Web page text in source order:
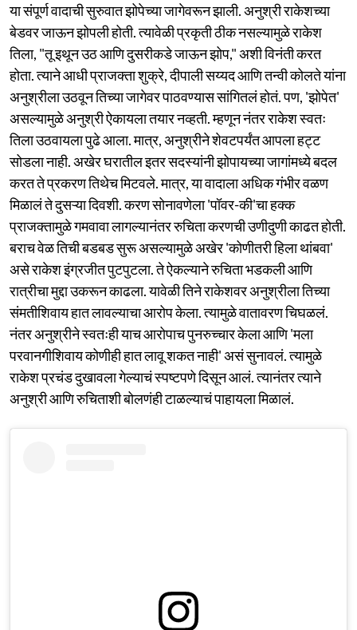
या संपूर्ण वादाची सुरुवात झोपेच्या जागेवरून झाली. अनुश्री राकेशच्या
बेडवर जाऊन झोपली होती. त्यावेळी प्रकृती ठीक नसल्यामुळे राकेश
तिला, "तू इथून उठ आणि दुसरीकडे जाऊन झोप," अशी विनंती करत
होता. त्याने आधी प्राजक्ता शुक्रे, दीपाली सय्यद आणि तन्वी कोलते यांना
अनुश्रीला उठवून तिच्या जागेवर पाठवण्यास सांगितलं होतं. पण, 'झोपेत'
असल्यामुळे अनुश्री ऐकायला तयार नव्हती. म्हणून नंतर राकेश स्वतः
तिला उठवायला पुढे आला. मात्र, अनुश्रीने शेवटपर्यंत आपला हट्ट
सोडला नाही. अखेर घरातील इतर सदस्यांनी झोपायच्या जागांमध्ये बदल
करत ते प्रकरण तिथेच मिटवले. मात्र, या वादाला अधिक गंभीर वळण
मिळालं ते दुसऱ्या दिवशी. करण सोनावणेला 'पॉवर-की'चा हक्क
प्राजक्तामुळे गमवावा लागल्यानंतर रुचिता करणची उणीदुणी काढत होती.
बराच वेळ तिची बडबड सुरू असल्यामुळे अखेर 'कोणीतरी हिला थांबवा'
असे राकेश इंग्रजीत पुटपुटला. ते ऐकल्याने रुचिता भडकली आणि
रात्रीचा मुद्दा उकरून काढला. यावेळी तिने राकेशवर अनुश्रीला तिच्या
संमतीशिवाय हात लावल्याचा आरोप केला. त्यामुळे वातावरण चिघळलं.
नंतर अनुश्रीने स्वतःही याच आरोपाच पुनरुच्चार केला आणि 'मला
परवानगीशिवाय कोणीही हात लावू शकत नाही' असं सुनावलं. त्यामुळे
राकेश प्रचंड दुखावला गेल्याचं स्पष्टपणे दिसून आलं. त्यानंतर त्याने
अनुश्री आणि रुचिताशी बोलणंही टाळल्याचं पाहायला मिळालं.